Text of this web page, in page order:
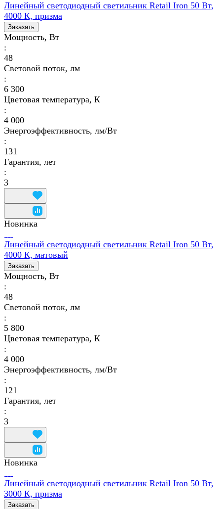
Линейный светодиодный светильник Retail Iron 50 Вт,
4000 К, призма
Заказать
Мощность, Вт
:
48
Световой поток, лм
:
6 300
Цветовая температура, К
:
4 000
Энергоэффективность, лм/Вт
:
131
Гарантия, лет
:
3
Новинка
Линейный светодиодный светильник Retail Iron 50 Вт,
4000 К, матовый
Заказать
Мощность, Вт
:
48
Световой поток, лм
:
5 800
Цветовая температура, К
:
4 000
Энергоэффективность, лм/Вт
:
121
Гарантия, лет
:
3
Новинка
Линейный светодиодный светильник Retail Iron 50 Вт,
3000 К, призма
Заказать